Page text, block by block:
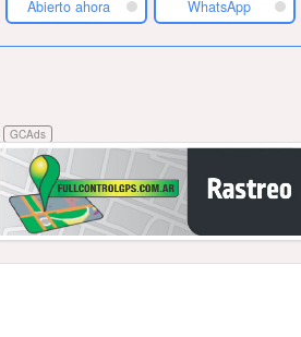
Abierto ahora WhatsApp
GCAds